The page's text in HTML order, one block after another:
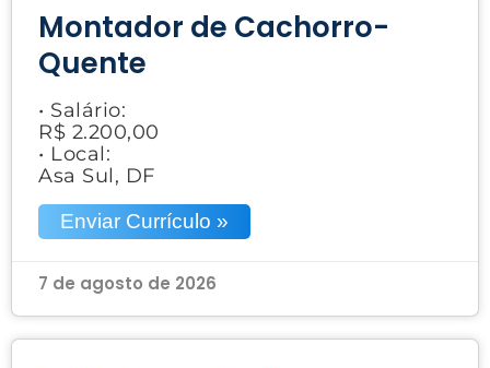
Montador de Cachorro-
Quente
• Salário:
R$ 2.200,00
• Local:
Asa Sul, DF
Enviar Currículo »
7 de agosto de 2026